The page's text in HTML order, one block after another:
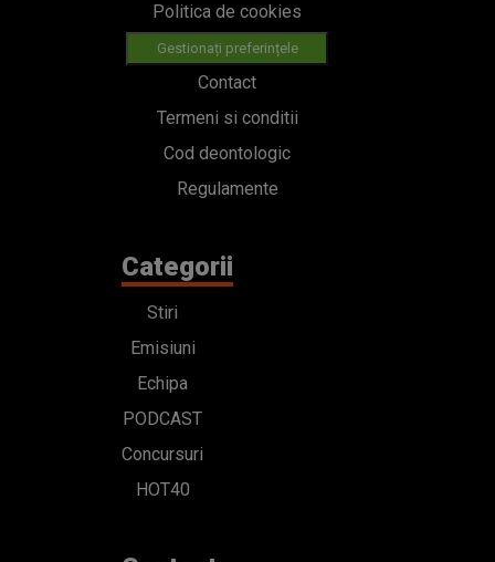
Politica de cookies
Gestionați preferințele
Contact
Termeni si conditii
Cod deontologic
Regulamente
Categorii
Stiri
Emisiuni
Echipa
PODCAST
Concursuri
HOT40